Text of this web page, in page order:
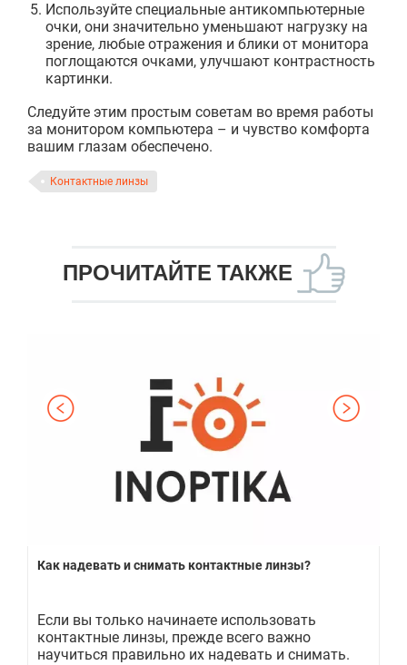
Используйте специальные антикомпьютерные
очки, они значительно уменьшают нагрузку на
зрение, любые отражения и блики от монитора
поглощаются очками, улучшают контрастность
картинки.
Следуйте этим простым советам во время работы
за монитором компьютера – и чувство комфорта
вашим глазам обеспечено.
Контактные линзы
ПРОЧИТАЙТЕ ТАКЖЕ
Как надевать и снимать контактные линзы?
Если вы только начинаете использовать
контактные линзы, прежде всего важно
научиться правильно их надевать и снимать.